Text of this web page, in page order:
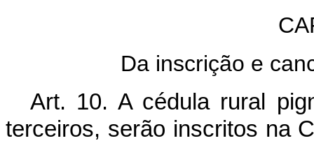
Da inscrição e
Art. 10. A cédula rural
terceiros, serão inscritos na